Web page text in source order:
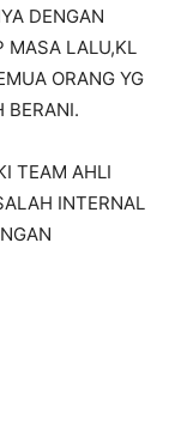
DENGAN
MASA LALU,KL
ORANG YG
BERANI.
TEAM AHLI
INTERNAL